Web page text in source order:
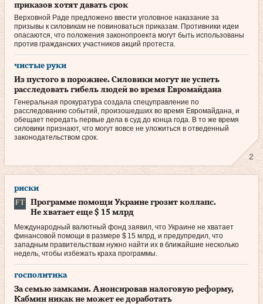
приказов хотят давать срок
Верховной Раде предложено ввести уголовное наказание за
призывы к силовикам не повиноваться приказам. Противники идеи
опасаются, что положения законопроекта могут быть использованы
против гражданских участников акций протеста.
чистые руки
Из пустого в порожнее. Силовики могут не успеть
расследовать гибель людей во время Евромайдана
Генеральная прокуратура создала спецуправление по
расследованию событий, произошедших во время Евромайдана, и
обещает передать первые дела в суд до конца года. В то же время
силовики признают, что могут вовсе не уложиться в отведенный
законодательством срок.
2
риски
Программе помощи Украине грозит коллапс.
Не хватает еще $ 15 млрд
Международный валютный фонд заявил, что Украине не хватает
финансовой помощи в размере $ 15 млрд, и предупредил, что
западным правительствам нужно найти их в ближайшие несколько
недель, чтобы избежать краха программы.
госполитика
За семью замками. Анонсировав налоговую реформу,
Кабмин никак не может ее доработать